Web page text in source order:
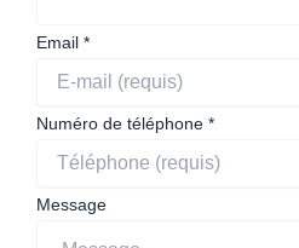
Je
Prénom
Email *
Numéro de téléphone *
Message